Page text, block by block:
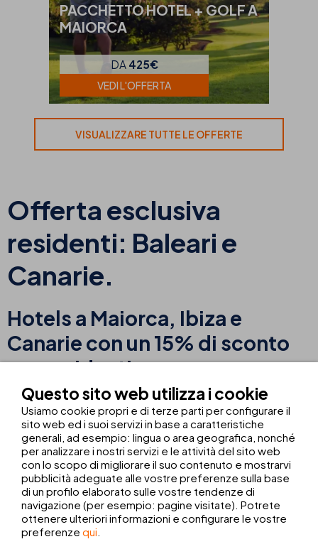
PACCHETTO HOTEL + GOLF A
MAIORCA
DA 425€
VEDI L'OFFERTA
VISUALIZZARE TUTTE LE OFFERTE
Offerta esclusiva
residenti: Baleari e
Canarie.
Hotels a Maiorca, Ibiza e
Canarie con un 15% di sconto
per residenti.
Sempre vogliamo uscire, conoscere altre città e culture quando,
in realtà, viviamo nel paradiso e non abbiamo ancora finito di
scoprirlo.
Maiorca, Ibiza e Lanzarote hanno luoghi preziosi, gente
meravigliosa ed una gastronomia ineguagliabile. Perché andare
lontano se abbiamo luoghi fantastici ai nostri piedi?
¡THB hotels offre, in esclusiva per residenti, uno sconto
Questo sito web utilizza i cookie
Usiamo cookie propri e di terze parti per configurare il
sito web ed i suoi servizi in base a caratteristiche
generali, ad esempio: lingua o area geografica, nonché
per analizzare i nostri servizi e le attività del sito web
con lo scopo di migliorare il suo contenuto e mostrarvi
pubblicità adeguate alle vostre preferenze sulla base
di un profilo elaborato sulle vostre tendenze di
navigazione (per esempio: pagine visitate). Potrete
ottenere ulteriori informazioni e configurare le vostre
preferenze qui.